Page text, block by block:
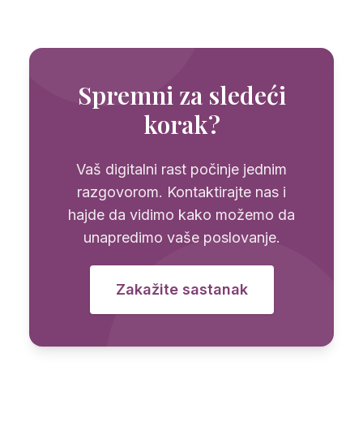
Spremni za sledeći
korak?
Vaš digitalni rast počinje jednim
razgovorom. Kontaktirajte nas i
hajde da vidimo kako možemo da
unapredimo vaše poslovanje.
Zakažite sastanak